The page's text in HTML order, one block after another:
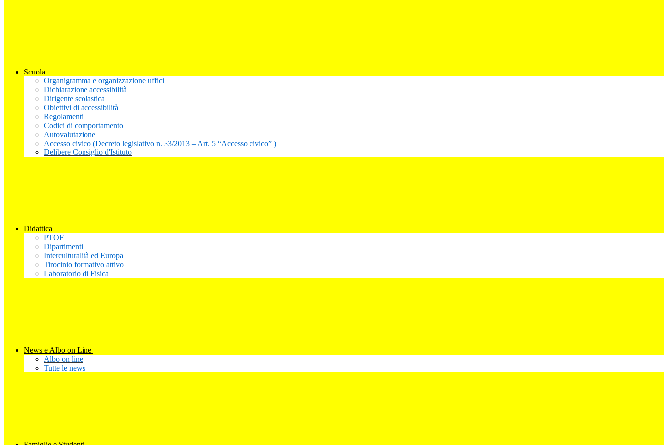
Scuola
Organigramma e organizzazione uffici
Dichiarazione accessibilità
Dirigente scolastica
Obiettivi di accessibilità
Regolamenti
Codici di comportamento
Autovalutazione
Accesso civico (Decreto legislativo n. 33/2013 – Art. 5 “Accesso civico” )
Delibere Consiglio d'Istituto
Didattica
PTOF
Dipartimenti
Interculturalità ed Europa
Tirocinio formativo attivo
Laboratorio di Fisica
News e Albo on Line
Albo on line
Tutte le news